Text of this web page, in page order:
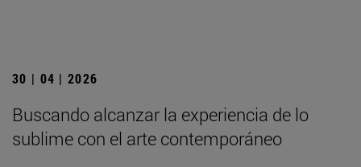
30 | 04 | 2026
Buscando alcanzar la experiencia de lo
sublime con el arte contemporáneo